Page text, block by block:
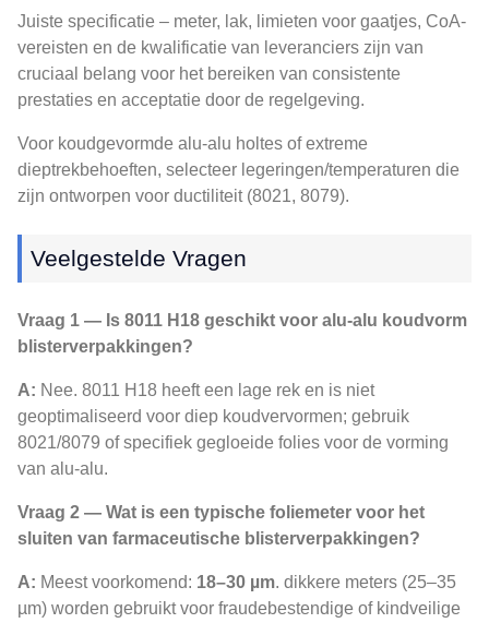
Juiste specificatie – meter, lak, limieten voor gaatjes, CoA-
vereisten en de kwalificatie van leveranciers zijn van
cruciaal belang voor het bereiken van consistente
prestaties en acceptatie door de regelgeving.
Voor koudgevormde alu-alu holtes of extreme
dieptrekbehoeften, selecteer legeringen/temperaturen die
zijn ontworpen voor ductiliteit (8021, 8079).
Veelgestelde Vragen
Vraag 1 — Is 8011 H18 geschikt voor alu-alu koudvorm
blisterverpakkingen?
A: Nee. 8011 H18 heeft een lage rek en is niet
geoptimaliseerd voor diep koudvervormen; gebruik
8021/8079 of specifiek gegloeide folies voor de vorming
van alu-alu.
Vraag 2 — Wat is een typische foliemeter voor het
sluiten van farmaceutische blisterverpakkingen?
A: Meest voorkomend: 18–30 µm. dikkere meters (25–35
µm) worden gebruikt voor fraudebestendige of kindveilige